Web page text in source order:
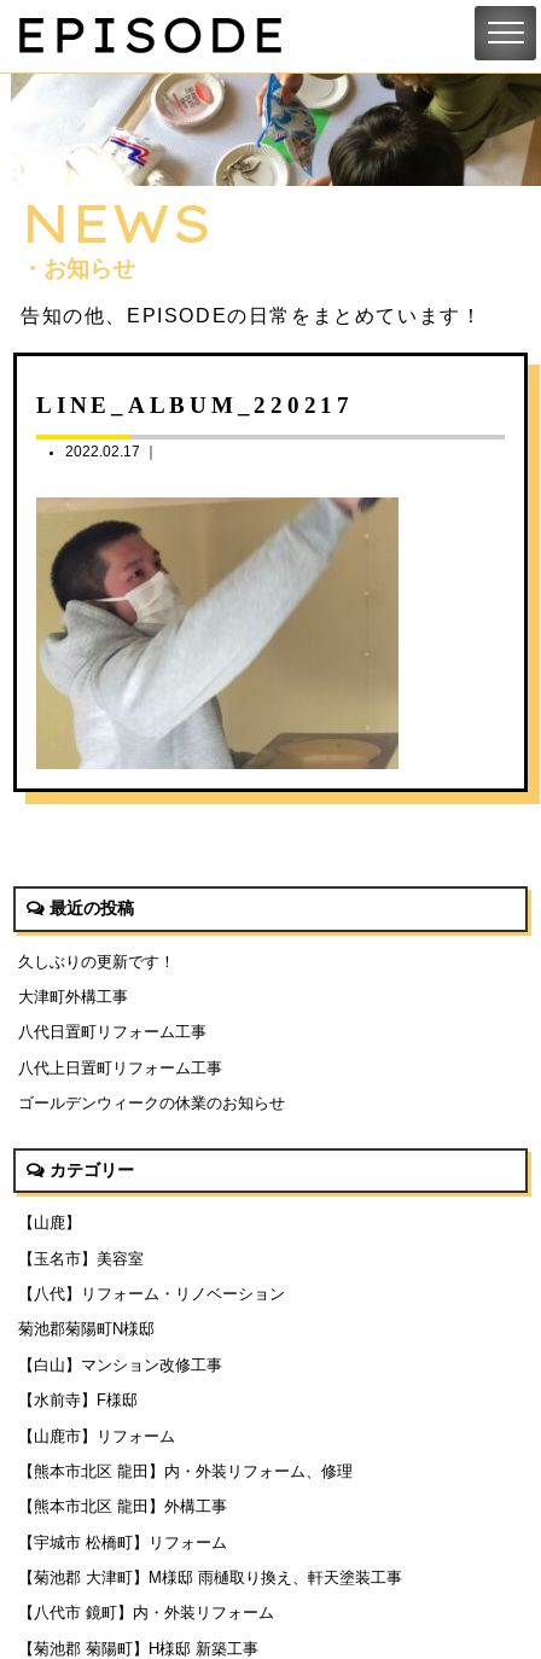
NEWS
・お知らせ
告知の他、EPISODEの日常をまとめています！
LINE_ALBUM_220217
2022.02.17 ｜
最近の投稿
久しぶりの更新です！
大津町外構工事
八代日置町リフォーム工事
八代上日置町リフォーム工事
ゴールデンウィークの休業のお知らせ
カテゴリー
【山鹿】
【玉名市】美容室
【八代】リフォーム・リノベーション
菊池郡菊陽町N様邸
【白山】マンション改修工事
【水前寺】F様邸
【山鹿市】リフォーム
【熊本市北区 龍田】内・外装リフォーム、修理
【熊本市北区 龍田】外構工事
【宇城市 松橋町】リフォーム
【菊池郡 大津町】M様邸 雨樋取り換え、軒天塗装工事
【八代市 鏡町】内・外装リフォーム
【菊池郡 菊陽町】H様邸 新築工事